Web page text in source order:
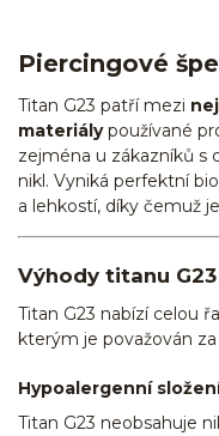
Piercingové
Titan G23 patří mezi
materiálypoužívané
zejména u zákazníků s
nikl. Vyniká perfektní
a lehkostí, díky čemuž
Výhody titanu G23
Titan G23 nabízí celou
kterým je považován
Hypoalergenní
Titan G23 neobsahuje